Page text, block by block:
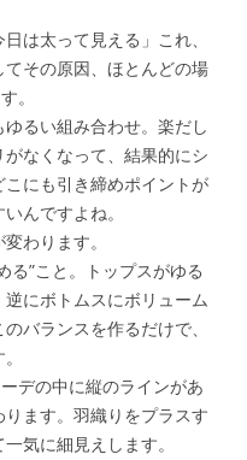
は太って見える」これ、
その原因、ほとんどの場
。
るい組み合わせ。楽だし
なくなって、結果的にシ
にも引き締めポイントが
んですよね。
わります。
る”こと。トップスがゆる
にボトムスにボリューム
バランスを作るだけで、
デの中に縦のラインがあ
ます。羽織りをプラスす
気に細見えします。